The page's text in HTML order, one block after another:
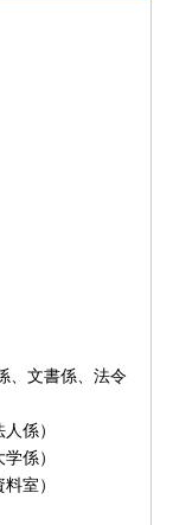
、文書係、法令
係）
係）
室）